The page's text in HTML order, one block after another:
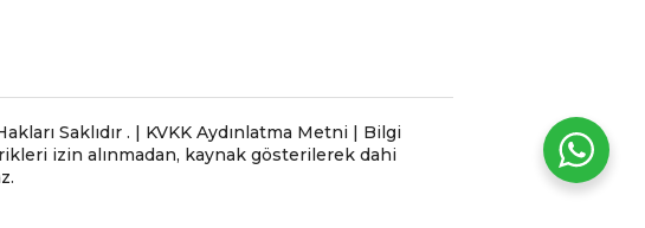
Saklıdır . | KVKK Aydınlatma Metni | Bilgi
izin alınmadan, kaynak gösterilerek dahi